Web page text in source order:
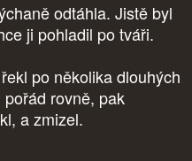
odtáhla. Jistě byl
ji pohladil po tváři.
po několika dlouhých
rovně, pak
a zmizel.